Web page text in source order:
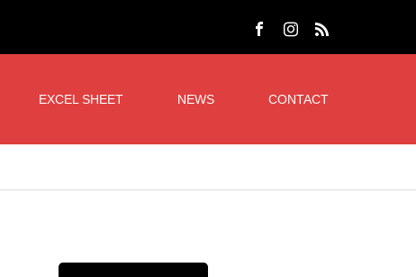
EXCEL SHEET NEWS CONTACT